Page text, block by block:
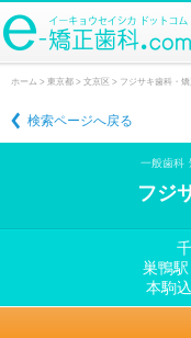
ホーム > 東京都 > 文京区 > フジサキ歯科・
検索ページへ戻る
一般歯科
フジ
巣鴨
本駒